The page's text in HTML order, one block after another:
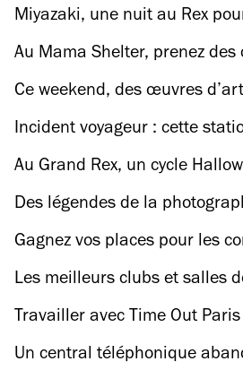
une friche de 10 000 mètres
Miyazaki, une nuit au Rex
l’animation japonaise
Au Mama Shelter, prenez des
avec… des chiots !
Ce weekend, des œuvres
les pelouses et bassins du
Incident voyageur : cette
ligne 5 va fermer pendant six
Au Grand Rex, un cycle
d’horreur à mater avec des
Des légendes de la
exposées dans plusieurs
parisien
Gagnez vos places pour les
Morning !
Les meilleurs clubs et salles
Strasbourg-Saint-Denis
Travailler avec Time Out Paris
Un central téléphonique